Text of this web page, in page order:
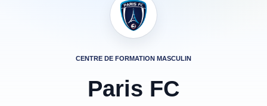
CENTRE DE FORMATION MASCULIN
Paris FC